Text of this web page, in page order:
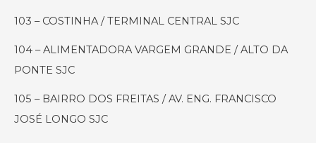
103 – COSTINHA / TERMINAL CENTRAL SJC
104 – ALIMENTADORA VARGEM GRANDE / ALTO DA
PONTE SJC
105 – BAIRRO DOS FREITAS / AV. ENG. FRANCISCO
JOSÉ LONGO SJC